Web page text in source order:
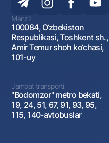
Manzil
100084, O‘zbekiston
Respublikasi, Toshkent sh.,
Amir Temur shoh ko‘chasi,
101-uy
Jamoat transporti
"Bodomzor" metro bekati,
19, 24, 51, 67, 91, 93, 95,
115, 140-avtobuslar